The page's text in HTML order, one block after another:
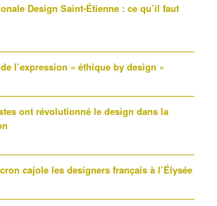
Design Saint-Étienne : ce qu’il faut
l’expression « éthique by design »
ont révolutionné le design dans la
cajole les designers français à l’Élysée